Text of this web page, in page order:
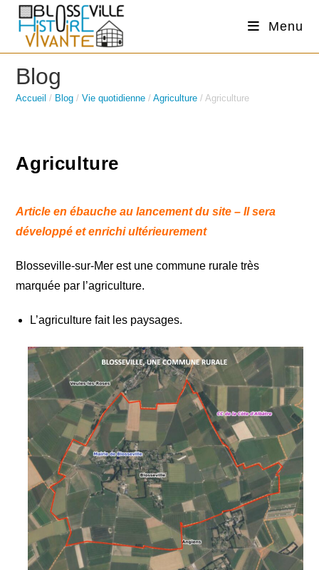
content
Menu
Blog
Accueil / Blog /Vie quotidienne /Agriculture /Agriculture
Agriculture
Article en ébauche au lancement du site – Il sera
développé et enrichi ultérieurement
Blosseville-sur-Mer est une commune rurale très
marquée par l’agriculture.
L’agriculture fait les paysages.